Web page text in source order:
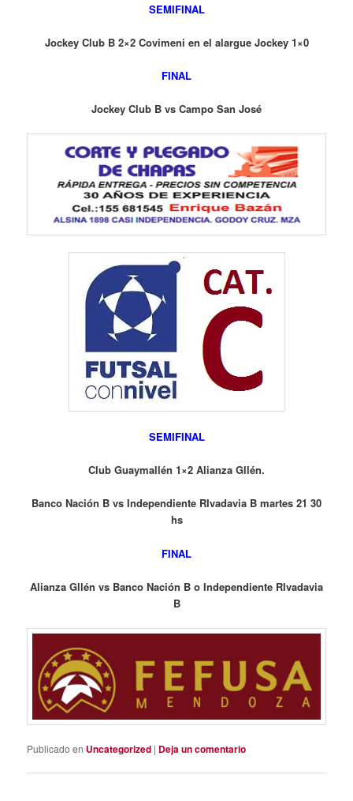
SEMIFINAL
Jockey Club B 2×2 Covimeni en el alargue Jockey 1×0
FINAL
Jockey Club B vs Campo San José
SEMIFINAL
Club Guaymallén 1×2 Alianza Gllén.
Banco Nación B vs Independiente RIvadavia B martes 21 30
hs
FINAL
Alianza Gllén vs Banco Nación B o Independiente RIvadavia
B
Publicado en Uncategorized | Deja un comentario